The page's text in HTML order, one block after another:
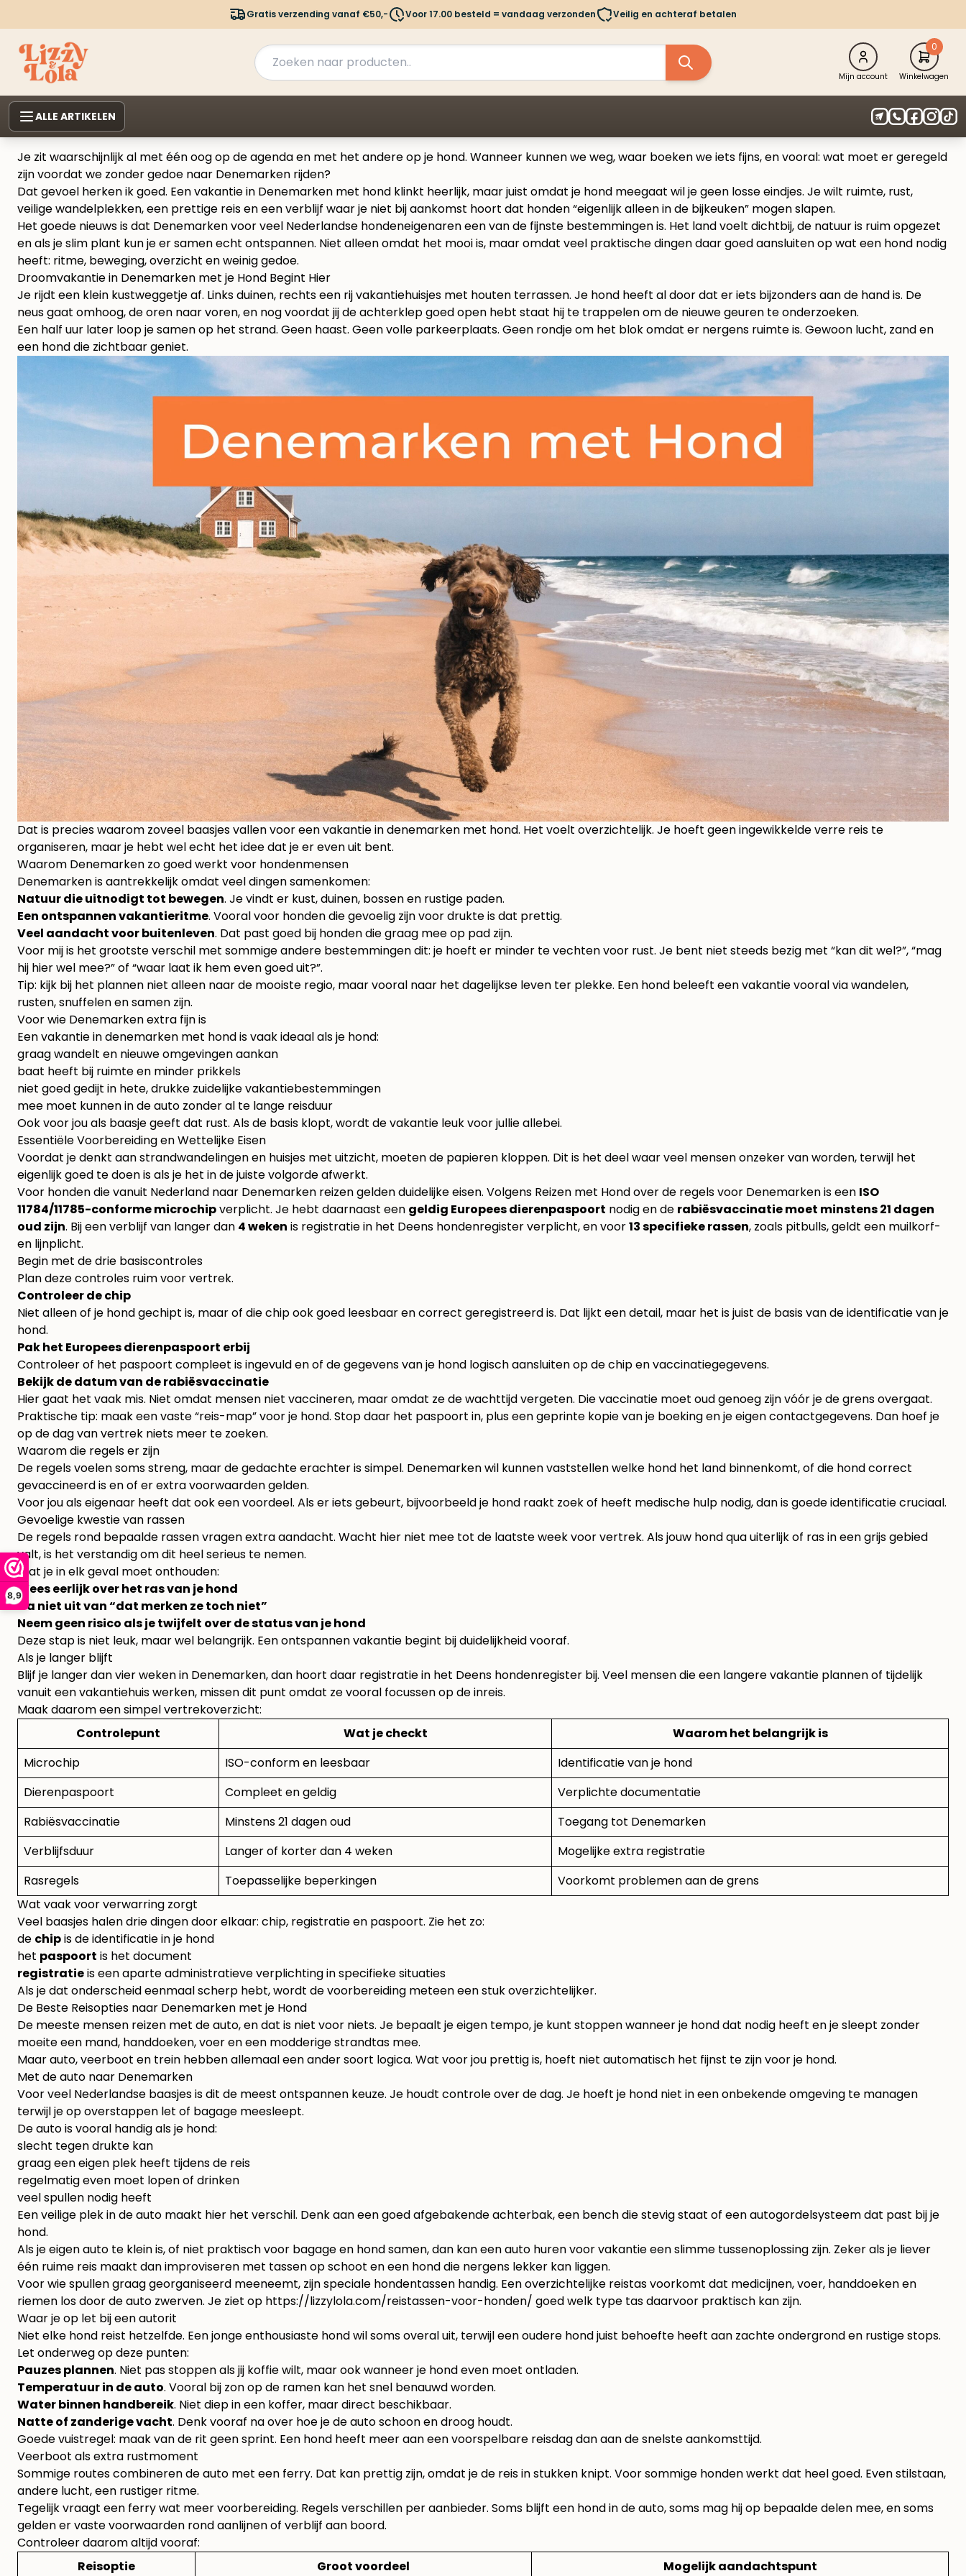
8,9
Gratis verzending vanaf €50,- Voor 17.00 besteld = vandaag verzonden Veilig en achteraf betalen
Mijn account
0
Winkelwagen
ALLE ARTIKELEN
Je zit waarschijnlijk al met één oog op de agenda en met het andere op je hond. Wanneer kunnen we weg, waar boeken we iets fijns, en vooral: wat moet er geregeld
zijn voordat we zonder gedoe naar Denemarken rijden?
Dat gevoel herken ik goed. Een vakantie in Denemarken met hond klinkt heerlijk, maar juist omdat je hond meegaat wil je geen losse eindjes. Je wilt ruimte, rust,
veilige wandelplekken, een prettige reis en een verblijf waar je niet bij aankomst hoort dat honden “eigenlijk alleen in de bijkeuken” mogen slapen.
Het goede nieuws is dat Denemarken voor veel Nederlandse hondeneigenaren een van de fijnste bestemmingen is. Het land voelt dichtbij, de natuur is ruim opgezet
en als je slim plant kun je er samen echt ontspannen. Niet alleen omdat het mooi is, maar omdat veel praktische dingen daar goed aansluiten op wat een hond nodig
heeft: ritme, beweging, overzicht en weinig gedoe.
Droomvakantie in Denemarken met je Hond Begint Hier
Je rijdt een klein kustweggetje af. Links duinen, rechts een rij vakantiehuisjes met houten terrassen. Je hond heeft al door dat er iets bijzonders aan de hand is. De
neus gaat omhoog, de oren naar voren, en nog voordat jij de achterklep goed open hebt staat hij te trappelen om de nieuwe geuren te onderzoeken.
Een half uur later loop je samen op het strand. Geen haast. Geen volle parkeerplaats. Geen rondje om het blok omdat er nergens ruimte is. Gewoon lucht, zand en
een hond die zichtbaar geniet.
Dat is precies waarom zoveel baasjes vallen voor een vakantie in denemarken met hond. Het voelt overzichtelijk. Je hoeft geen ingewikkelde verre reis te
organiseren, maar je hebt wel echt het idee dat je er even uit bent.
Waarom Denemarken zo goed werkt voor hondenmensen
Denemarken is aantrekkelijk omdat veel dingen samenkomen:
Natuur die uitnodigt tot bewegen. Je vindt er kust, duinen, bossen en rustige paden.
Een ontspannen vakantieritme. Vooral voor honden die gevoelig zijn voor drukte is dat prettig.
Veel aandacht voor buitenleven. Dat past goed bij honden die graag mee op pad zijn.
Voor mij is het grootste verschil met sommige andere bestemmingen dit: je hoeft er minder te vechten voor rust. Je bent niet steeds bezig met “kan dit wel?”, “mag
hij hier wel mee?” of “waar laat ik hem even goed uit?”.
Tip: kijk bij het plannen niet alleen naar de mooiste regio, maar vooral naar het dagelijkse leven ter plekke. Een hond beleeft een vakantie vooral via wandelen,
rusten, snuffelen en samen zijn.
Voor wie Denemarken extra fijn is
Een vakantie in denemarken met hond is vaak ideaal als je hond:
graag wandelt en nieuwe omgevingen aankan
baat heeft bij ruimte en minder prikkels
niet goed gedijt in hete, drukke zuidelijke vakantiebestemmingen
mee moet kunnen in de auto zonder al te lange reisduur
Ook voor jou als baasje geeft dat rust. Als de basis klopt, wordt de vakantie leuk voor jullie allebei.
Essentiële Voorbereiding en Wettelijke Eisen
Voordat je denkt aan strandwandelingen en huisjes met uitzicht, moeten de papieren kloppen. Dit is het deel waar veel mensen onzeker van worden, terwijl het
eigenlijk goed te doen is als je het in de juiste volgorde afwerkt.
Voor honden die vanuit Nederland naar Denemarken reizen gelden duidelijke eisen. Volgens Reizen met Hond over de regels voor Denemarkenis een ISO
11784/11785-conforme microchipverplicht. Je hebt daarnaast een geldig Europees dierenpaspoort nodig en de rabiësvaccinatie moet minstens 21 dagen
oud zijn. Bij een verblijf van langer dan 4 weken is registratie in het Deens hondenregister verplicht, en voor13 specifieke rassen, zoals pitbulls, geldt een muilkorf-
en lijnplicht.
Begin met de drie basiscontroles
Plan deze controles ruim voor vertrek.
Controleer de chip
Niet alleen of je hond gechipt is, maar of die chip ook goed leesbaar en correct geregistreerd is. Dat lijkt een detail, maar het is juist de basis van de identificatie van je
hond.
Pak het Europees dierenpaspoort erbij
Controleer of het paspoort compleet is ingevuld en of de gegevens van je hond logisch aansluiten op de chip en vaccinatiegegevens.
Bekijk de datum van de rabiësvaccinatie
Hier gaat het vaak mis. Niet omdat mensen niet vaccineren, maar omdat ze de wachttijd vergeten. Die vaccinatie moet oud genoeg zijn vóór je de grens overgaat.
Praktische tip: maak een vaste “reis-map” voor je hond. Stop daar het paspoort in, plus een geprinte kopie van je boeking en je eigen contactgegevens. Dan hoef je
op de dag van vertrek niets meer te zoeken.
Waarom die regels er zijn
De regels voelen soms streng, maar de gedachte erachter is simpel. Denemarken wil kunnen vaststellen welke hond het land binnenkomt, of die hond correct
gevaccineerd is en of er extra voorwaarden gelden.
Voor jou als eigenaar heeft dat ook een voordeel. Als er iets gebeurt, bijvoorbeeld je hond raakt zoek of heeft medische hulp nodig, dan is goede identificatie cruciaal.
Gevoelige kwestie van rassen
De regels rond bepaalde rassen vragen extra aandacht. Wacht hier niet mee tot de laatste week voor vertrek. Als jouw hond qua uiterlijk of ras in een grijs gebied
valt, is het verstandig om dit heel serieus te nemen.
Wat je in elk geval moet onthouden:
Wees eerlijk over het ras van je hond
Ga niet uit van “dat merken ze toch niet”
Neem geen risico als je twijfelt over de status van je hond
Deze stap is niet leuk, maar wel belangrijk. Een ontspannen vakantie begint bij duidelijkheid vooraf.
Als je langer blijft
Blijf je langer dan vier weken in Denemarken, dan hoort daar registratie in het Deens hondenregister bij. Veel mensen die een langere vakantie plannen of tijdelijk
vanuit een vakantiehuis werken, missen dit punt omdat ze vooral focussen op de inreis.
Maak daarom een simpel vertrekoverzicht:
Controlepunt
Wat je checkt
Waarom het belangrijk is
Microchip
ISO-conform en leesbaar
Identificatie van je hond
Dierenpaspoort
Compleet en geldig
Verplichte documentatie
Rabiësvaccinatie
Minstens 21 dagen oud
Toegang tot Denemarken
Verblijfsduur
Langer of korter dan 4 weken
Mogelijke extra registratie
Rasregels
Toepasselijke beperkingen
Voorkomt problemen aan de grens
Wat vaak voor verwarring zorgt
Veel baasjes halen drie dingen door elkaar: chip, registratie en paspoort. Zie het zo:
de chipis de identificatie in je hond
het paspoort is het document
registratieis een aparte administratieve verplichting in specifieke situaties
Als je dat onderscheid eenmaal scherp hebt, wordt de voorbereiding meteen een stuk overzichtelijker.
De Beste Reisopties naar Denemarken met je Hond
De meeste mensen reizen met de auto, en dat is niet voor niets. Je bepaalt je eigen tempo, je kunt stoppen wanneer je hond dat nodig heeft en je sleept zonder
moeite een mand, handdoeken, voer en een modderige strandtas mee.
Maar auto, veerboot en trein hebben allemaal een ander soort logica. Wat voor jou prettig is, hoeft niet automatisch het fijnst te zijn voor je hond.
Met de auto naar Denemarken
Voor veel Nederlandse baasjes is dit de meest ontspannen keuze. Je houdt controle over de dag. Je hoeft je hond niet in een onbekende omgeving te managen
terwijl je op overstappen let of bagage meesleept.
De auto is vooral handig als je hond:
slecht tegen drukte kan
graag een eigen plek heeft tijdens de reis
regelmatig even moet lopen of drinken
veel spullen nodig heeft
Een veilige plek in de auto maakt hier het verschil. Denk aan een goed afgebakende achterbak, een bench die stevig staat of een autogordelsysteem dat past bij je
hond.
Als je eigen auto te klein is, of niet praktisch voor bagage en hond samen, dan kaneen auto huren voor vakantieeen slimme tussenoplossing zijn. Zeker als je liever
één ruime reis maakt dan improviseren met tassen op schoot en een hond die nergens lekker kan liggen.
Voor wie spullen graag georganiseerd meeneemt, zijn speciale hondentassen handig. Een overzichtelijke reistas voorkomt dat medicijnen, voer, handdoeken en
riemen los door de auto zwerven. Je ziet op https://lizzylola.com/reistassen-voor-honden/ goed welk type tas daarvoor praktisch kan zijn.
Waar je op let bij een autorit
Niet elke hond reist hetzelfde. Een jonge enthousiaste hond wil soms overal uit, terwijl een oudere hond juist behoefte heeft aan zachte ondergrond en rustige stops.
Let onderweg op deze punten:
Pauzes plannen. Niet pas stoppen als jij koffie wilt, maar ook wanneer je hond even moet ontladen.
Temperatuur in de auto. Vooral bij zon op de ramen kan het snel benauwd worden.
Water binnen handbereik. Niet diep in een koffer, maar direct beschikbaar.
Natte of zanderige vacht. Denk vooraf na over hoe je de auto schoon en droog houdt.
Goede vuistregel: maak van de rit geen sprint. Een hond heeft meer aan een voorspelbare reisdag dan aan de snelste aankomsttijd.
Veerboot als extra rustmoment
Sommige routes combineren de auto met een ferry. Dat kan prettig zijn, omdat je de reis in stukken knipt. Voor sommige honden werkt dat heel goed. Even stilstaan,
andere lucht, een rustiger ritme.
Tegelijk vraagt een ferry wat meer voorbereiding. Regels verschillen per aanbieder. Soms blijft een hond in de auto, soms mag hij op bepaalde delen mee, en soms
gelden er vaste voorwaarden rond aanlijnen of verblijf aan boord.
Controleer daarom altijd vooraf:
Reisoptie
Groot voordeel Mogelijk aandachtspunt